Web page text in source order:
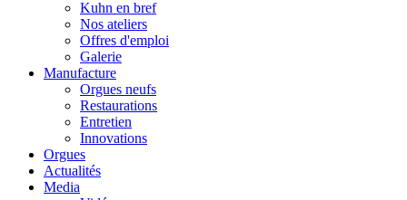
Kuhn en bref
Nos ateliers
Offres d'emploi
Galerie
Manufacture
Orgues neufs
Restaurations
Entretien
Innovations
Orgues
Actualités
Media